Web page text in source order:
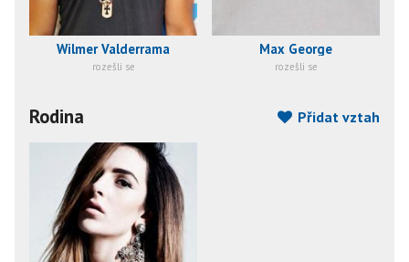
Wilmer Valderrama
rozešli se
Max George
rozešli se
Rodina Přidat vztah